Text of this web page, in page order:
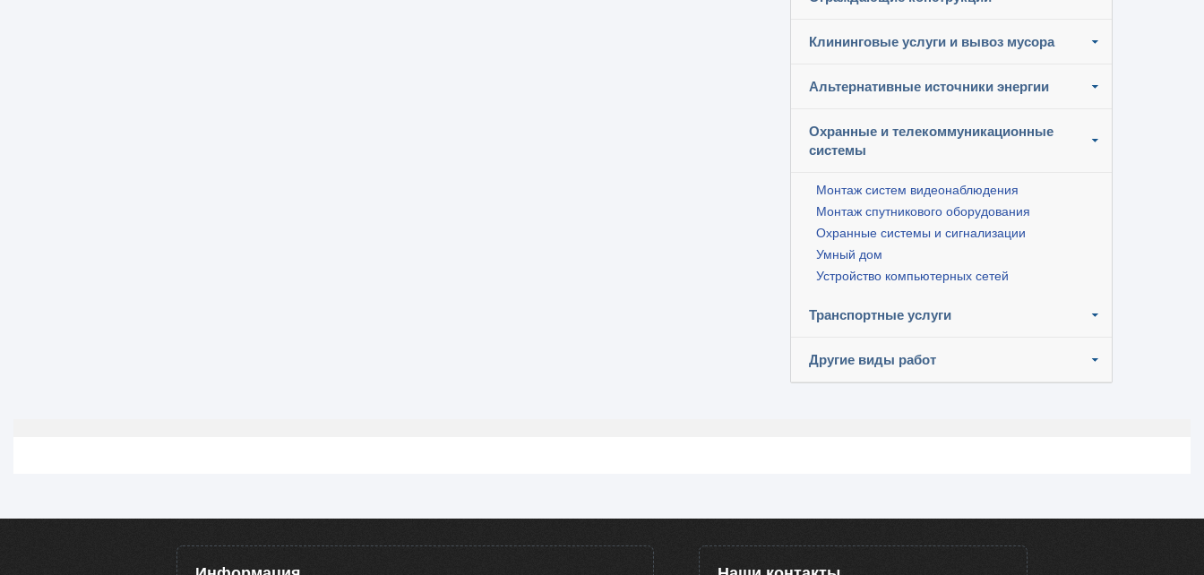
Клининговые услуги и вывоз мусора
Альтернативные источники энергии
Охранные и телекоммуникационные
системы
Монтаж систем видеонаблюдения
Монтаж спутникового оборудования
Охранные системы и сигнализации
Умный дом
Устройство компьютерных сетей
Транспортные услуги
Другие виды работ